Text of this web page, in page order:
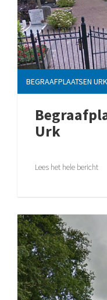
BEGRAAFPLAATSEN URK
Urk
Lees het hele bericht